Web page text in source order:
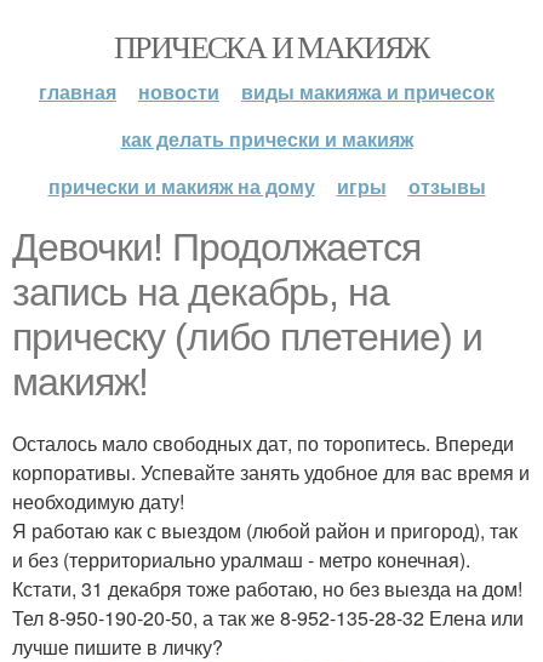
ПРИЧЕСКА И МАКИЯЖ
главная новости
виды макияжа и причесок
как делать прически и макияж
прически и макияж на дому
игры отзывы
Девочки! Продолжается
запись на декабрь, на
прическу (либо плетение) и
макияж!
Осталось мало свободных дат, по торопитесь. Впереди
корпоративы. Успевайте занять удобное для вас время и
необходимую дату!
Я работаю как с выездом (любой район и пригород), так
и без (территориально уралмаш - метро конечная).
Кстати, 31 декабря тоже работаю, но без выезда на дом!
Тел 8-950-190-20-50, а так же 8-952-135-28-32 Елена или
лучше пишите в личку?